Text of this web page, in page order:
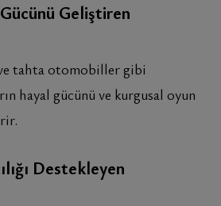
Geliştiren
tahta otomobiller gibi
hayal gücünü ve kurgusal oyun
Destekleyen